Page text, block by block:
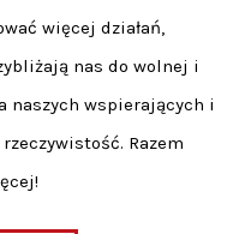
więcej działań,
nas do wolnej i
naszych wspierających i
Razem